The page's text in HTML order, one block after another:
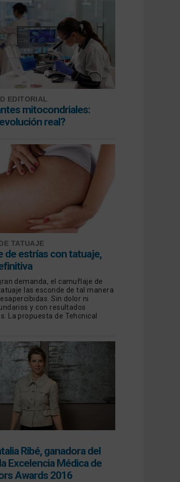
EDITORIAL
mitocondriales:
real?
TATUAJE
de estrías con tatuaje,
demanda, el camuflaje de
las esconde de tal manera
Sin dolor ni
y con resultados
La propuesta de Tehcnical
Ribé, ganadora del
Excelencia Médica de
Awards 2016